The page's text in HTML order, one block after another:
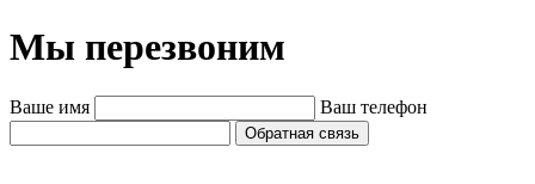
Мы перезвоним
Ваше имя Ваш телефон